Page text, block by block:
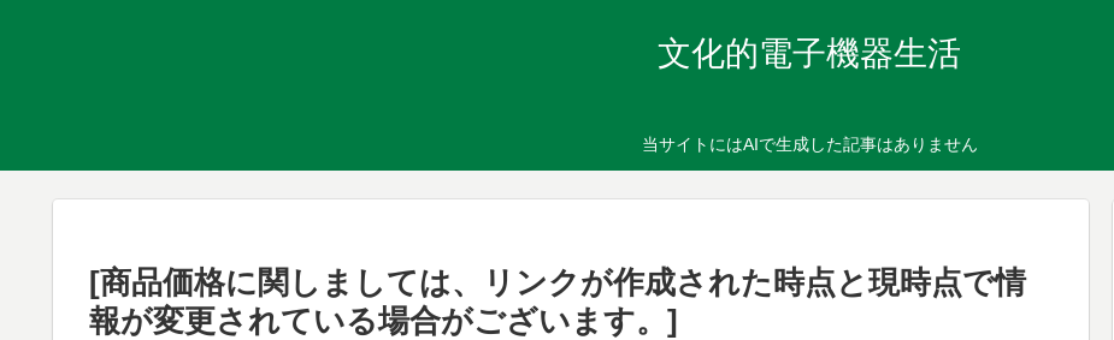
文化的電子機器生活
当サイトにはAIで生成した記事はありません
[商品価格に関しましては、リンクが作成された時点と現時点で情
報が変更されている場合がございます。]